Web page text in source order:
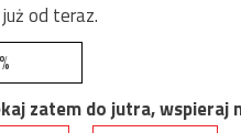
od teraz.
zatem do jutra, wspieraj